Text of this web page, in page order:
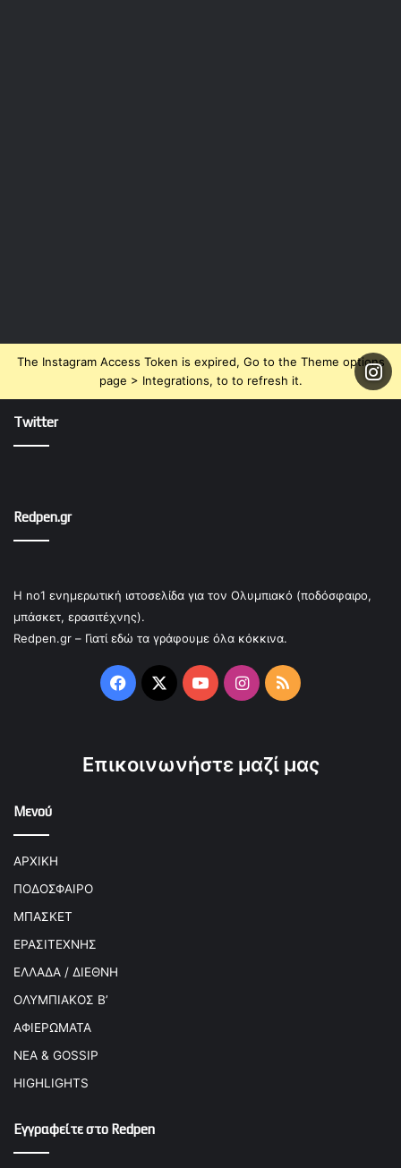
The Instagram Access Token is expired, Go to the Theme options
page > Integrations, to to refresh it.
Twitter
Redpen.gr
Η no1 ενημερωτική ιστοσελίδα για τον Ολυμπιακό (ποδόσφαιρο,
μπάσκετ, ερασιτέχνης).
Redpen.gr – Γιατί εδώ τα γράφουμε όλα κόκκινα.
Facebook
X YouTubeInstagram
RSS
Επικοινωνήστε μαζί μας
Μενού
ΑΡΧΙΚΗ
ΠΟΔΟΣΦΑΙΡΟ
ΜΠΑΣΚΕΤ
ΕΡΑΣΙΤΕΧΝΗΣ
ΕΛΛΑΔΑ / ΔΙΕΘΝΗ
ΟΛΥΜΠΙΑΚΟΣ Β’
ΑΦΙΕΡΩΜΑΤΑ
ΝΕΑ & GOSSIP
HIGHLIGHTS
Εγγραφείτε στο Redpen